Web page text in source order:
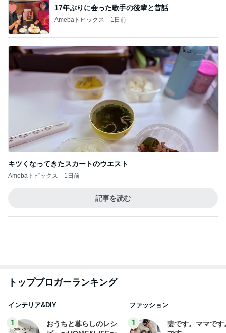
キツくなってきたスカートのウエスト
Amebaトピックス 1日前
記事を読む
ep Life Simple◆〜イ
3
１００均・カルディ大
らりん☆のブログ
☆きらりん☆
3
銀の滴降る降るま
illallan